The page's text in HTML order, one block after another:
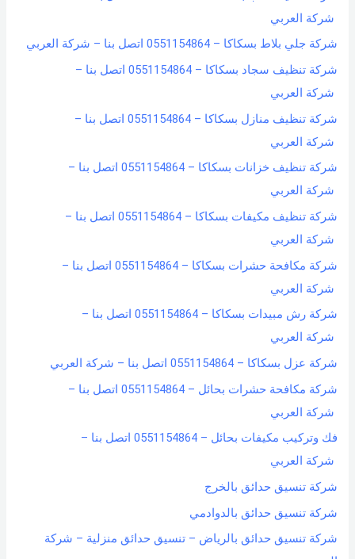
شركة العربي
شركة جلي بلاط بسكاكا – 0551154864 اتصل بنا – شركة العربي
شركة تنظيف سجاد بسكاكا – 0551154864 اتصل بنا –
شركة العربي
شركة تنظيف منازل بسكاكا – 0551154864 اتصل بنا –
شركة العربي
شركة تنظيف خزانات بسكاكا – 0551154864 اتصل بنا –
شركة العربي
شركة تنظيف مكيفات بسكاكا – 0551154864 اتصل بنا –
شركة العربي
شركة مكافحة حشرات بسكاكا – 0551154864 اتصل بنا –
شركة العربي
شركة رش مبيدات بسكاكا – 0551154864 اتصل بنا –
شركة العربي
شركة عزل بسكاكا – 0551154864 اتصل بنا – شركة العربي
شركة مكافحة حشرات بحائل – 0551154864 اتصل بنا –
شركة العربي
فك وتركيب مكيفات بحائل – 0551154864 اتصل بنا –
شركة العربي
شركة تنسيق حدائق بالخرج
شركة تنسيق حدائق بالدوادمي
شركة تنسيق حدائق بالرياض – تنسيق حدائق منزلية – شركة